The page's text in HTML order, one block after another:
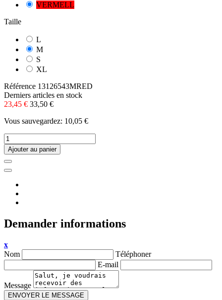
VERMELL
Taille
L
M
S
XL
Référence 13126543MRED
Derniers articles en stock
23,45 € 33,50 €
Vous sauvegardez: 10,05 €
Ajouter au panier
Demander informations
x
Nom
Téléphoner
E-mail
Message
ENVOYER LE MESSAGE